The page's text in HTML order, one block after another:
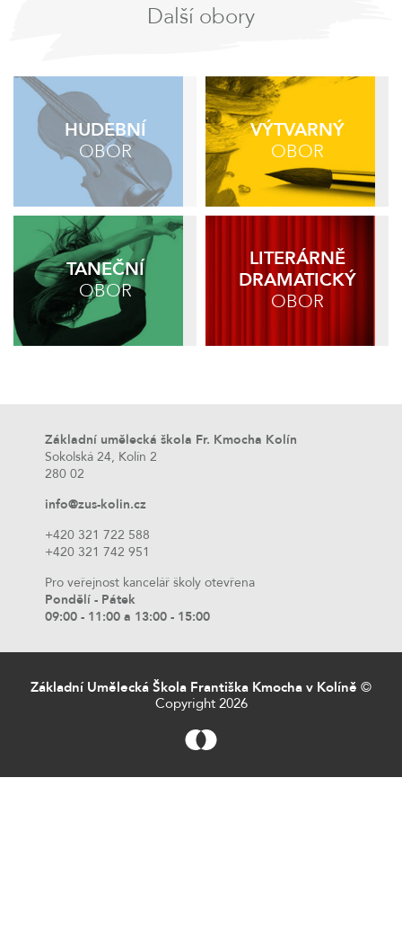
Další obory
HUDEBNÍ
OBOR
VÝTVARNÝ
OBOR
TANEČNÍ
OBOR
LITERÁRNĚ
DRAMATICKÝ
OBOR
Základní umělecká škola Fr. Kmocha Kolín
Sokolská 24, Kolín 2
280 02
info@zus-kolin.cz
+420 321 722 588
+420 321 742 951
Pro veřejnost kancelář školy otevřena
Pondělí - Pátek
09:00 - 11:00 a 13:00 - 15:00
Základní Umělecká Škola Františka Kmocha v Kolíně ©
Copyright 2026